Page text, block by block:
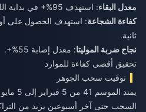
معدل البقاء: استهدف 95%+ في بداية اللعبة، و75%+ في منتصف اللعبة.
كفاءة الشجاعة
ثانية.
نجاح ضربة الموليتا: معدل إصابة 55%+.
تحقيق أقصى كفاءة للموارد
توقيت سحب الجوهر
السحب حتى آخر أسبوعين يزيد من